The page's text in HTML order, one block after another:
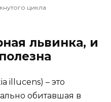
цикла
львинка, и
illucens) – это
обитавшая в